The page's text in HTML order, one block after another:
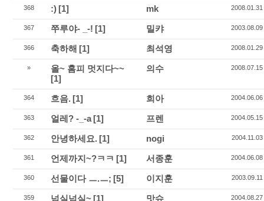
368 :) [1] mk 2008.01.31
367 쭈루야- _-! [1] 밀캬 2003.08.09
366 축하해 [1] 최석영 2008.01.29
»
올~ 홈피 멋지다~~
[1]
의수 2008.07.15
364 흐음. [1] 희아 2004.06.06
363 얼레? -_-a[1] 프렌 2004.05.15
362 안녕하세요. [1] nogi 2004.11.03
361 언제까지~?ㅋㅋ [1] 서종훈 2004.06.08
360 선물이다 ㅡ.ㅡ; [5] 이지훈 2003.09.11
359 넘실넘실~ [1] 맛슈 2004.08.27